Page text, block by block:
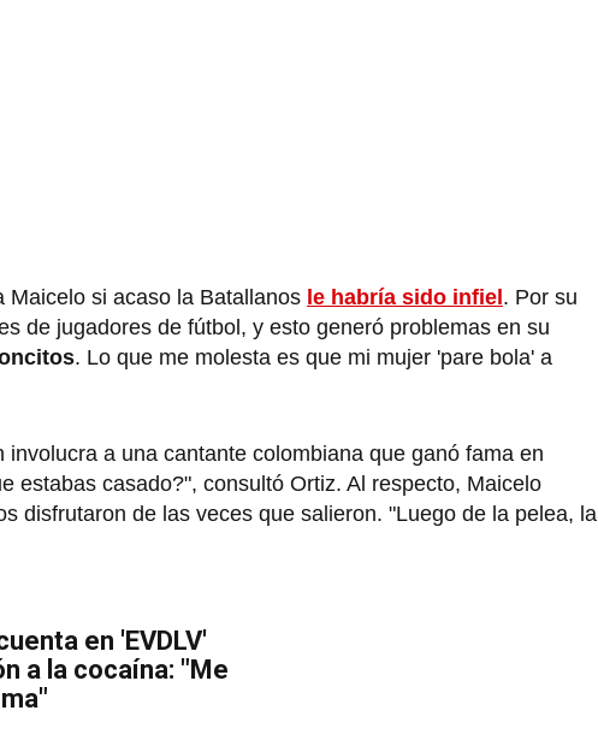
Maicelo si acaso la Batallanos le habría sido infiel . Por su
de jugadores de fútbol, y esto generó problemas en su
. Lo que me molesta es que mi mujer 'pare bola' a
a una cantante colombiana que ganó fama en
estabas casado?", consultó Ortiz. Al respecto, Maicelo
disfrutaron de las veces que salieron. "Luego de la pelea, la
en 'EVDLV'
a la cocaína: "Me